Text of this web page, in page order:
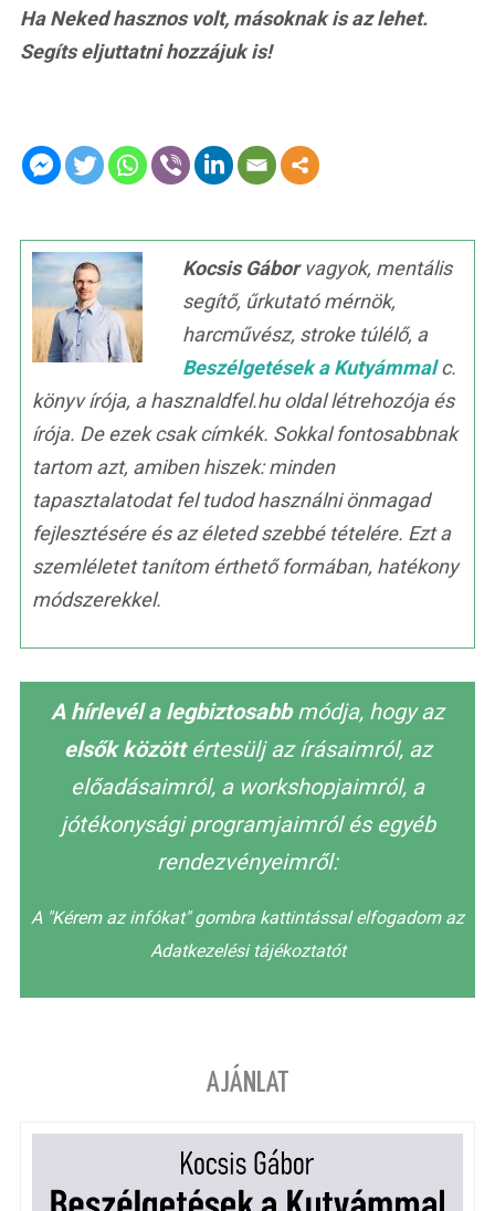
Ha Neked hasznos volt, másoknak is az lehet.
Segíts eljuttatni hozzájuk is!
Kocsis Gáborvagyok, mentális
segítő, űrkutató mérnök,
harcművész, stroke túlélő, a
Beszélgetések a Kutyámmalc.
könyv írója, a hasznaldfel.hu oldal létrehozója és
írója. De ezek csak címkék. Sokkal fontosabbnak
tartom azt, amiben hiszek: minden
tapasztalatodat fel tudod használni önmagad
fejlesztésére és az életed szebbé tételére. Ezt a
szemléletet tanítom érthető formában, hatékony
módszerekkel.
A hírlevél a legbiztosabbmódja, hogy az
elsők közöttértesülj az írásaimról, az
előadásaimról, a workshopjaimról, a
jótékonysági programjaimról és egyéb
rendezvényeimről:
A "Kérem az infókat" gombra kattintással elfogadom az
Adatkezelési tájékoztatót
AJÁNLAT